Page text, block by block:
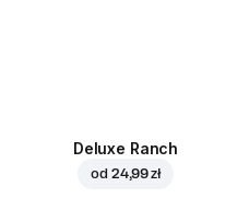
Deluxe Ranch
od 24,99 zł